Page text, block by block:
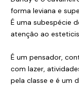
forma leviana e
É uma subespécie
atenção ao
É um pensador,
com lazer,
pela classe e é um